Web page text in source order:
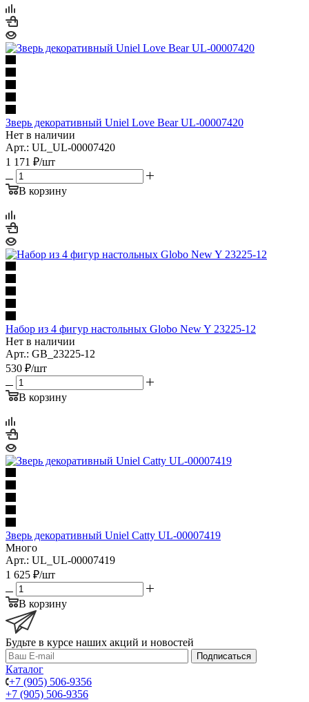
Зверь декоративный Uniel Love Bear UL-00007420
Нет в наличии
Арт.: UL_UL-00007420
1 171 ₽/шт
В корзину
Набор из 4 фигур настольных Globo New Y 23225-12
Нет в наличии
Арт.: GB_23225-12
530 ₽/шт
В корзину
Зверь декоративный Uniel Catty UL-00007419
Много
Арт.: UL_UL-00007419
1 625 ₽/шт
В корзину
Будьте в курсе наших акций и новостей
Подписаться
Каталог
+7 (905) 506-9356
+7 (905) 506-9356